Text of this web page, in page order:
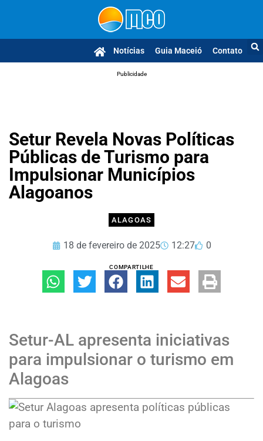
Notícias Guia Maceió Contato
Publicidade
Setur Revela Novas Políticas
Públicas de Turismo para
Impulsionar Municípios
Alagoanos
ALAGOAS
18 de fevereiro de 2025 12:27 0
COMPARTILHE
Setur-AL apresenta iniciativas
para impulsionar o turismo em
Alagoas